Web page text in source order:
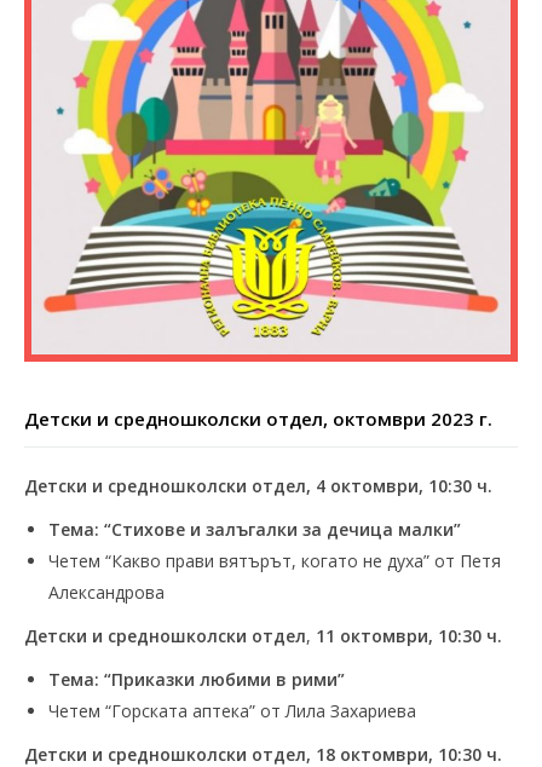
Детски и средношколски отдел, октомври 2023 г.
Детски и средношколски отдел, 4 октомври, 10:30 ч.
Тема: “Стихове и залъгалки за дечица малки”
Четем “Какво прави вятърът, когато не духа” от Петя
Александрова
Детски и средношколски отдел, 11 октомври, 10:30 ч.
Тема: “Приказки любими в рими”
Четем “Горската аптека” от Лила Захариева
Детски и средношколски отдел, 18 октомври, 10:30 ч.